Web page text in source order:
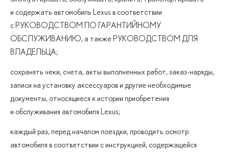
и содержать автомобиль Lexus в соответствии
с РУКОВОДСТВОМ ПО ГАРАНТИЙНОМУ
ОБСЛУЖИВАНИЮ, а также РУКОВОДСТВОМ ДЛЯ
ВЛАДЕЛЬЦА;
сохранять чеки, счета, акты выполненных работ, заказ-наряды,
записи на установку аксессуаров и другие необходимые
документы, относящиеся к истории приобретения
и обслуживания автомобиля Lexus;
каждый раз, перед началом поездки, проводить осмотр
автомобиля в соответствии с инструкцией, содержащейся